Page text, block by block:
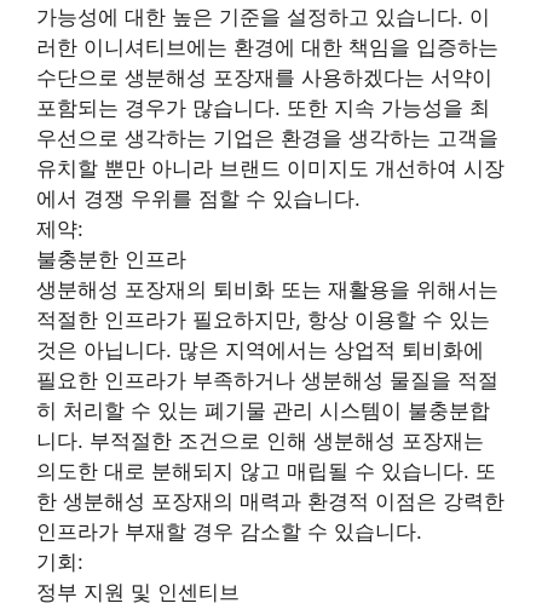
가능성에 대한 높은 기준을 설정하고 있습니다. 이
러한 이니셔티브에는 환경에 대한 책임을 입증하는
수단으로 생분해성 포장재를 사용하겠다는 서약이
포함되는 경우가 많습니다. 또한 지속 가능성을 최
우선으로 생각하는 기업은 환경을 생각하는 고객을
유치할 뿐만 아니라 브랜드 이미지도 개선하여 시장
에서 경쟁 우위를 점할 수 있습니다.
제약:
불충분한 인프라
생분해성 포장재의 퇴비화 또는 재활용을 위해서는
적절한 인프라가 필요하지만, 항상 이용할 수 있는
것은 아닙니다. 많은 지역에서는 상업적 퇴비화에
필요한 인프라가 부족하거나 생분해성 물질을 적절
히 처리할 수 있는 폐기물 관리 시스템이 불충분합
니다. 부적절한 조건으로 인해 생분해성 포장재는
의도한 대로 분해되지 않고 매립될 수 있습니다. 또
한 생분해성 포장재의 매력과 환경적 이점은 강력한
인프라가 부재할 경우 감소할 수 있습니다.
기회:
정부 지원 및 인센티브